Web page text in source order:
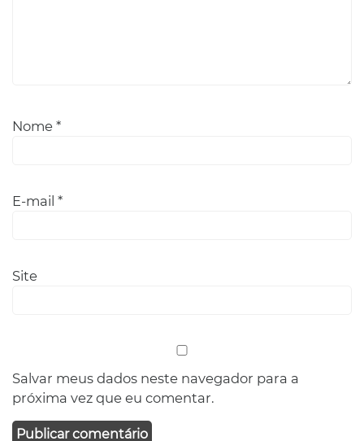
Nome *
E-mail *
Site
Salvar meus dados neste navegador para a
próxima vez que eu comentar.